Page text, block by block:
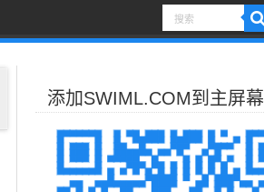
添加SWIML.COM到主屏幕